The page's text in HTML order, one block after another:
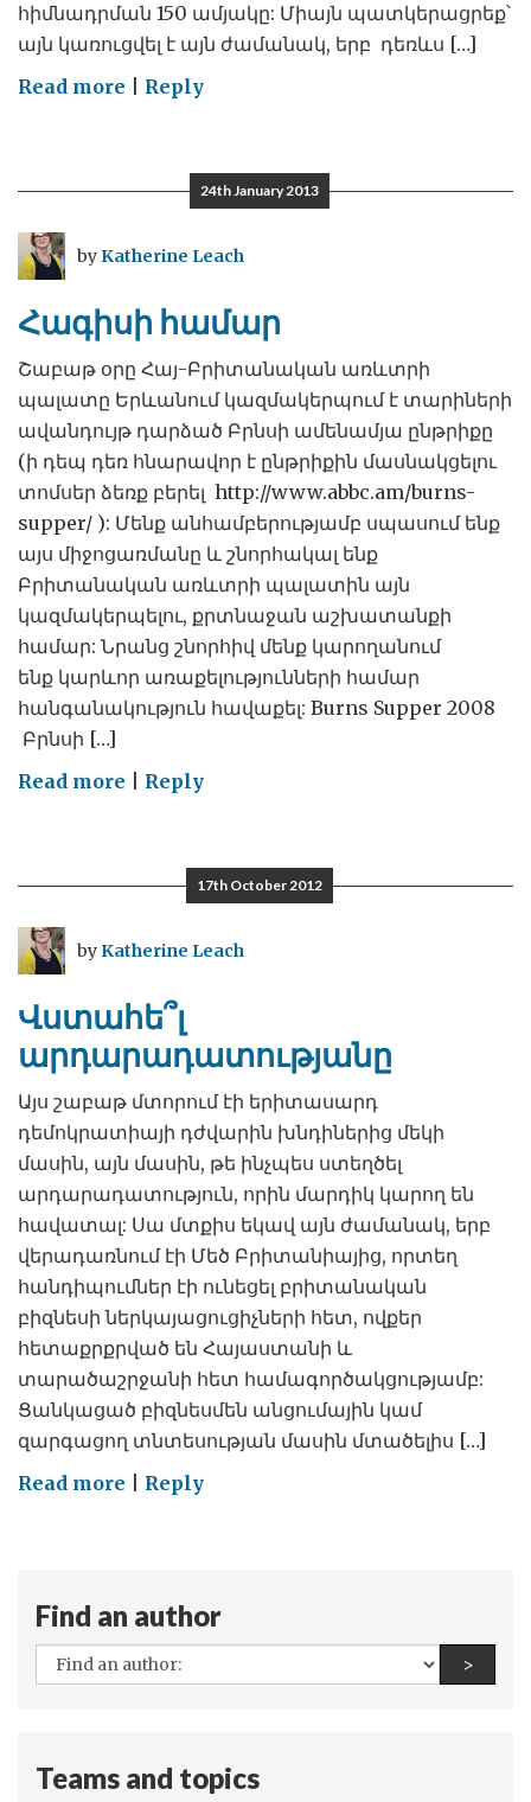
հիմնադրման 150 ամյակը: Միայն պատկերացրեք՝
այն կառուցվել է այն ժամանակ, երբ դեռևս […]
Read more on
վերակառուցում.
ավելի
լավ`
ինչպես
Լոնդոնի
մետրոն
Reply
24th January 2013
byKatherine Leach
Հագիսի համար
Շաբաթ օրը Հայ-Բրիտանական առևտրի
պալատը Երևանում կազմակերպում է տարիների
ավանդույթ դարձած Բրնսի ամենամյա ընթրիքը
(ի դեպ դեռ հնարավոր է ընթրիքին մասնակցելու
տոմսեր ձեռք բերել http://www.abbc.am/burns-
supper/ ): Մենք անհամբերությամբ սպասում ենք
այս միջոցառմանը և շնորհակալ ենք
Բրիտանական առևտրի պալատին այն
կազմակերպելու, քրտնաջան աշխատանքի
համար: Նրանց շնորհիվ մենք կարողանում
ենք կարևոր առաքելությունների համար
հանգանակություն հավաքել: Burns Supper 2008
Բրնսի […]
Read more onReply
17th October 2012
byKatherine Leach
Վստահե՞լ
արդարադատությանը
Այս շաբաթ մտորում էի երիտասարդ
դեմոկրատիայի դժվարին խնդիներից մեկի
մասին, այն մասին, թե ինչպես ստեղծել
արդարադատություն, որին մարդիկ կարող են
հավատալ: Սա մտքիս եկավ այն ժամանակ, երբ
վերադառնում էի Մեծ Բրիտանիայից, որտեղ
հանդիպումներ էի ունեցել բրիտանական
բիզնեսի ներկայացուցիչների հետ, ովքեր
հետաքրքրված են Հայաստանի և
տարածաշրջանի հետ համագործակցությամբ:
Ցանկացած բիզնեսմեն անցումային կամ
զարգացող տնտեսության մասին մտածելիս […]
Read more onReply
Find an author
All
authors:
>Find
Teams and topics